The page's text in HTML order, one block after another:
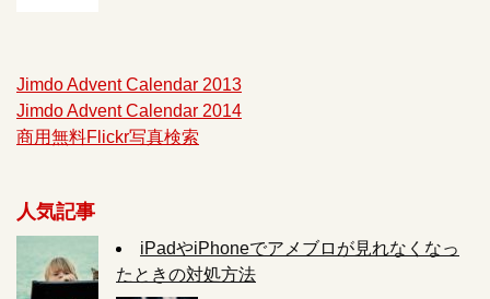
Jimdo Advent Calendar 2013
Jimdo Advent Calendar 2014
商用無料Flickr写真検索
人気記事
iPadやiPhoneでアメブロが見れなくなっ
たときの対処方法